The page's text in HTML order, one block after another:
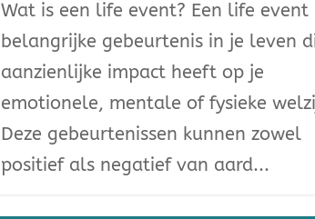
Wat is een life event? Een life event
belangrijke gebeurtenis in je leven
aanzienlijke impact heeft op je
emotionele, mentale of fysieke
Deze gebeurtenissen kunnen zowel
positief als negatief van aard...